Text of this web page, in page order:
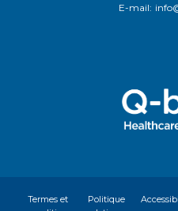
E-mail:
Termes et
Politique